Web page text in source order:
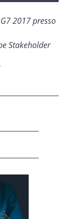
2017 presso
Stakeholder